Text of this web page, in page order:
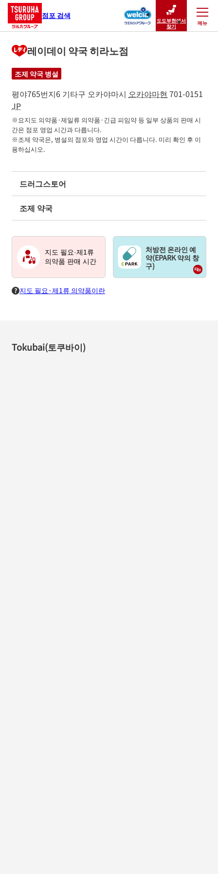
점포 검색
도도부현에서
찾기
메뉴
닫기
레이데이 약국 히라노점
조제 약국 병설
평야765번지6 기타구 오카야마시 오카야마현 701-0151
JP
※요지도 의약품·제일류 의약품·긴급 피임약 등 일부 상품의 판매 시
간은 점포 영업 시간과 다릅니다.
※조제 약국은, 병설의 점포와 영업 시간이 다릅니다. 미리 확인 후 이
용하십시오.
드러그스토어
조제 약국
지도 필요·제1류
의약품 판매 시간
처방전 온라인 예
약(EPARK 약의 창
구)
지도 필요·제1류 의약품이란
Tokubai(토쿠바이)